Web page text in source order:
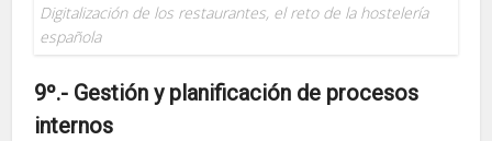
Digitalización de los restaurantes, el reto de la hostelería
española
9º.- Gestión y planificación de procesos
internos